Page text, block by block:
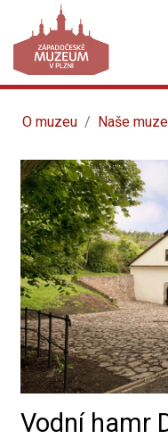
O muzeu Naše
Vodní hamr